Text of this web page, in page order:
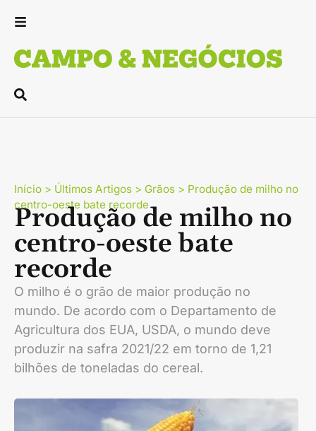
Início > Últimos Artigos > Grãos > Produção de milho no
centro-oeste bate recorde
Produção de milho no
centro-oeste bate
recorde
O milho é o grão de maior produção no
mundo. De acordo com o Departamento de
Agricultura dos EUA, USDA, o mundo deve
produzir na safra 2021/22 em torno de 1,21
bilhões de toneladas do cereal.